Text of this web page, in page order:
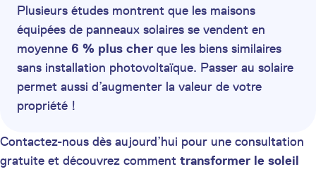
Plusieurs études montrent que les maisons
équipées de panneaux solaires se vendent en
moyenne 6 % plus cher que les biens similaires
sans installation photovoltaïque. Passer au solaire
permet aussi d’augmenter la valeur de votre
propriété !
Contactez-nous dès aujourd’hui pour une consultation
gratuite et découvrez comment transformer le soleil